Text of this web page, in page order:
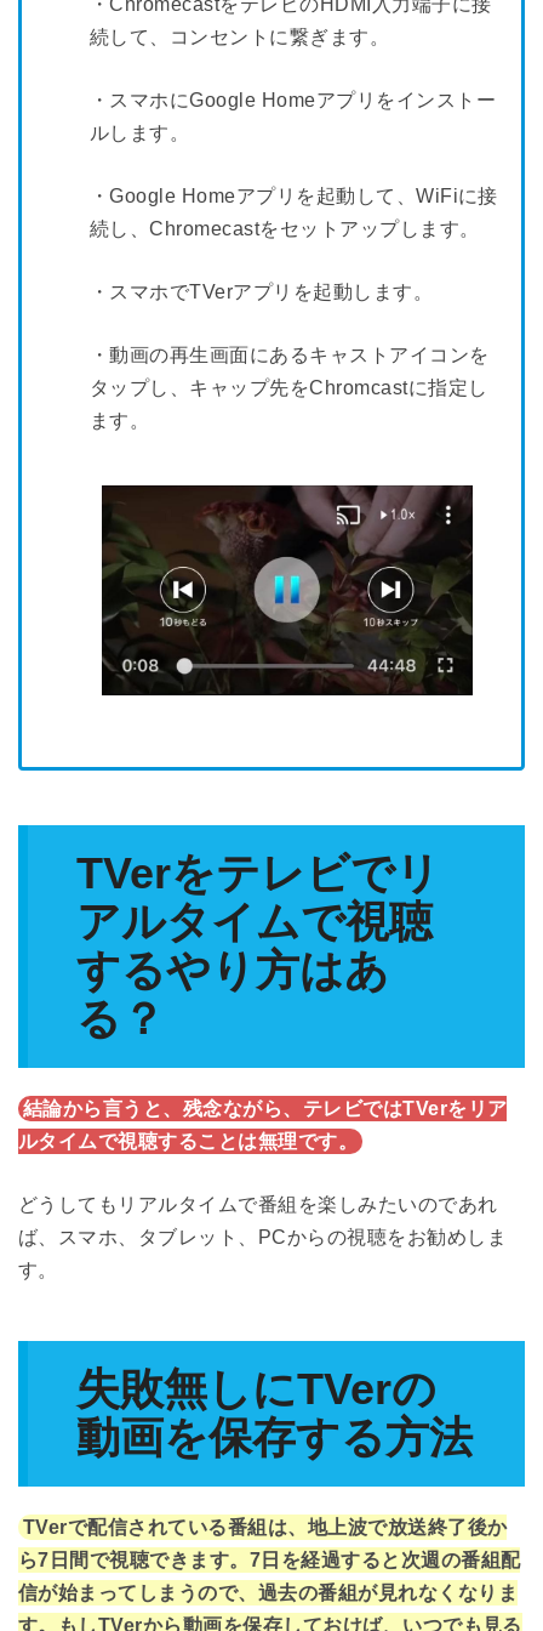
続して、コンセントに繋ぎます。
・スマホにGoogle Homeアプリをインストー
ルします。
・Google Homeアプリを起動して、WiFiに接
続し、Chromecastをセットアップします。
・スマホでTVerアプリを起動します。
・動画の再生画面にあるキャストアイコンを
タップし、キャップ先をChromcastに指定し
ます。
TVerをテレビでリ
アルタイムで視聴
するやり方はあ
る？
結論から言うと、残念ながら、テレビではTVerをリア
ルタイムで視聴することは無理です。
どうしてもリアルタイムで番組を楽しみたいのであれ
ば、スマホ、タブレット、PCからの視聴をお勧めしま
す。
失敗無しにTVerの
動画を保存する方法
TVerで配信されている番組は、地上波で放送終了後か
ら7日間で視聴できます。7日を経過すると次週の番組配
信が始まってしまうので、過去の番組が見れなくなりま
す。もしTVerから動画を保存しておけば、いつでも見る